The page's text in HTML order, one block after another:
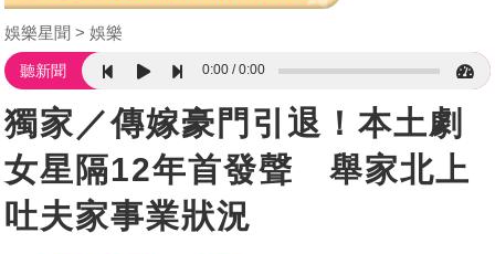
娛樂星聞 娛樂
聽新聞 0:00 0:00
獨家／傳嫁豪門引退！本土劇
女星隔12年首發聲 舉家北上
吐夫家事業狀況